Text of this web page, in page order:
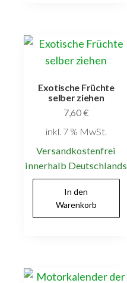
Exotische Früchte
selber ziehen
7,60€
inkl. 7 % MwSt.
Versandkostenfrei
innerhalb Deutschlands
In den
Warenkorb